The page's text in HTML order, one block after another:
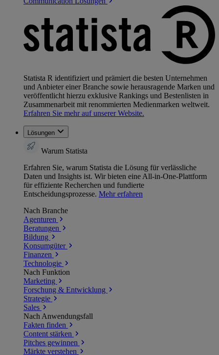
Statista R identifiziert und prämiert die besten Unternehmen
und Anbieter einer Branche sowie herausragende Marken und
veröffentlicht hierzu exklusive Rankings und Bestenlisten in
Zusammenarbeit mit renommierten Medienmarken weltweit.
Erfahren Sie mehr auf unserer Website.
Lösungen
Warum Statista
Erfahren Sie, warum Statista die Lösung für verlässliche
Daten und Insights ist. Wir bieten eine All-in-One-Plattform
für effiziente Recherchen und fundierte
Entscheidungsprozesse. Mehr erfahren
Nach Branche
Agenturen
Beratungen
Bildung
Konsumgüter
Finanzen
Technologie
Nach Funktion
Marketing
Forschung & Entwicklung
Strategie
Sales
Nach Anwendungsfall
Fakten finden
Content stärken
Pitches gewinnen
Märkte verstehen